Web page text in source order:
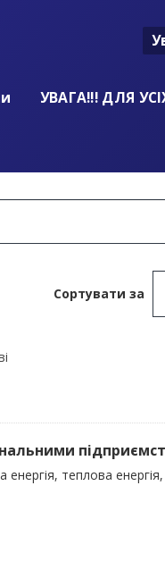
УВАГА!!! ДЛЯ
Сортувати за
теплова